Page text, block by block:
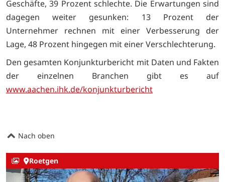
Geschäfte, 39 Prozent schlechte. Die Erwartungen sind
dagegen weiter gesunken: 13 Prozent der
Unternehmer rechnen mit einer Verbesserung der
Lage, 48 Prozent hingegen mit einer Verschlechterung.
Den gesamten Konjunkturbericht mit Daten und Fakten
der einzelnen Branchen gibt es auf
www.aachen.ihk.de/konjunkturbericht
Nach oben
Roetgen